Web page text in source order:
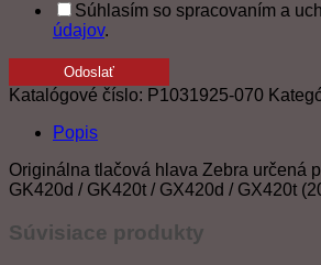
Súhlasím so spracovaním a
údajov.
Odoslať
Katalógové číslo: P1031925-070
Popis
Originálna tlačová hlava Zebra určená
GK420d / GK420t / GX420d / GX420t
Súvisiace produkty